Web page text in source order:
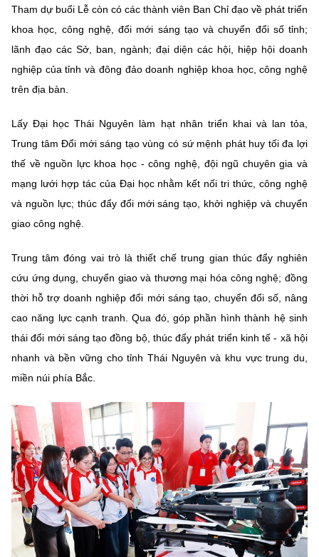
Chọn ngôn ngữ
Vietnamese English
MINISTRY OF SCIENCE AND TECHNOLOGY
Điều khoản sử dụng Theo dõi MST: Góp ý
Cơ quan chủ quản: Bộ Khoa học và Công nghệ (MST)
Chịu trách nhiệm nội dung: Nguyễn Thị Hải Hằng
Giám đốc Trung tâm Truyền thông Khoa học và Công nghệ.
Địa chỉ: Ban Biên tập Cổng TTĐT - 18 Nguyễn Du, TP. Hà Nội
Điện thoại: 024 3936 9506
Email:
©2026 Bản quyền thuộc Bộ Khoa Học và Công Nghệ
(Ghi rõ nguồn "https://mst.gov.vn" khi phát hành lại thông tin từ
website này)
Tham dự buổi Lễ còn có các thành viên Ban Chỉ đạo về phát triển
khoa học, công nghệ, đổi mới sáng tạo và chuyển đổi số tỉnh;
lãnh đạo các Sở, ban, ngành; đại diện các hội, hiệp hội doanh
nghiệp của tỉnh và đông đảo doanh nghiệp khoa học, công nghệ
trên địa bàn.
Lấy Đại học Thái Nguyên làm hạt nhân triển khai và lan tỏa,
Trung tâm Đổi mới sáng tạo vùng có sứ mệnh phát huy tối đa lợi
thế về nguồn lực khoa học - công nghệ, đội ngũ chuyên gia và
mạng lưới hợp tác của Đại học nhằm kết nối tri thức, công nghệ
và nguồn lực; thúc đẩy đổi mới sáng tạo, khởi nghiệp và chuyển
giao công nghệ.
Trung tâm đóng vai trò là thiết chế trung gian thúc đẩy nghiên
cứu ứng dụng, chuyển giao và thương mại hóa công nghệ; đồng
thời hỗ trợ doanh nghiệp đổi mới sáng tạo, chuyển đổi số, nâng
cao năng lực cạnh tranh. Qua đó, góp phần hình thành hệ sinh
thái đổi mới sáng tạo đồng bộ, thúc đẩy phát triển kinh tế - xã hội
nhanh và bền vững cho tỉnh Thái Nguyên và khu vực trung du,
miền núi phía Bắc.